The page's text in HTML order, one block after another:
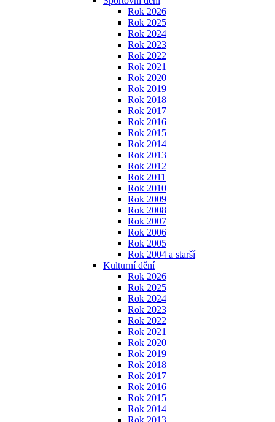
Rok 2026
Rok 2025
Rok 2024
Rok 2023
Rok 2022
Rok 2021
Rok 2020
Rok 2019
Rok 2018
Rok 2017
Rok 2016
Rok 2015
Rok 2014
Rok 2013
Rok 2012
Rok 2011
Rok 2010
Rok 2009
Rok 2008
Rok 2007
Rok 2006
Rok 2005
Rok 2004 a starší
Kulturní dění
Rok 2026
Rok 2025
Rok 2024
Rok 2023
Rok 2022
Rok 2021
Rok 2020
Rok 2019
Rok 2018
Rok 2017
Rok 2016
Rok 2015
Rok 2014
Rok 2013